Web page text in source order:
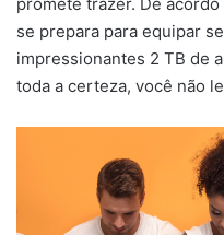
se prepara para equipar
impressionantes 2 TB de
toda a certeza, você não